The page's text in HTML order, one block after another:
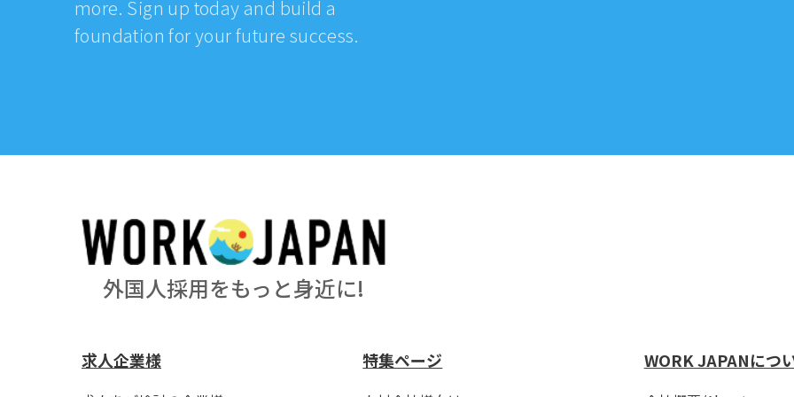
more. Sign up today and build a
foundation for your future success.
外国人採用をもっと身近に!
求人企業様 特集ページ WORK JAPANにつ